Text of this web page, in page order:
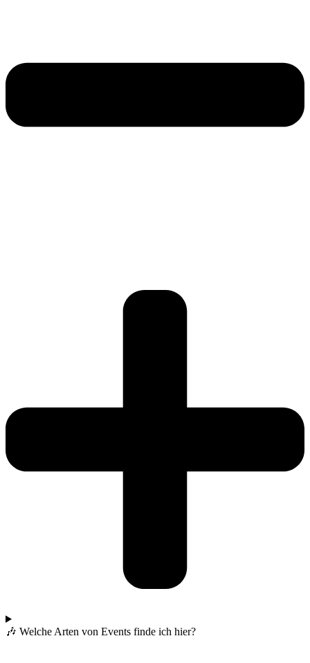
🎶 Welche Arten von Events finde ich hier?